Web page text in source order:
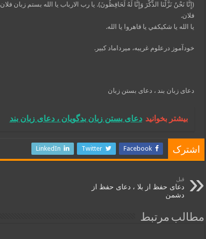
(إِنَّا نَحْنُ نَزَّلْنَا الذِّكْرَ وَإِنَّا لَهُ لَحَافِظُونَ). يا رب الارباب يا الله بستم زبان
فلان.
يا الله يا شكيكفي يا قاهروا يا الله.
خودآموز درعلوم غريبه، ميرداماد كبير.
دعای زبان بند ، دعای بستن زبان
بیشتر بخوانید دعای بستن زبان بدگويان ، دعای زبان بند
اشترک Facebook
Twitter
LinkedIn
قبل
دعای حفظ از بلا ، دعای حفظ از
دشمن
مطالب مرتبط